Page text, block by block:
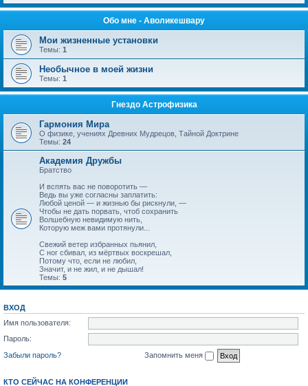
Обо мне - Аволикешвару
Мои жизненные установки
Темы: 1
Необычное в моей жизни
Темы: 1
Гнездо Астрофизика
Гармония Мира
О физике, учениях Древних Мудрецов, Тайной Доктрине
Темы: 24
Академия Дружбы
Братство
И вспять вас не поворотить —
Ведь вы уже согласны заплатить:
Любой ценой — и жизнью бы рискнули, —
Чтобы не дать порвать, чтоб сохранить
Волшебную невидимую нить,
Которую меж вами протянули...
Свежий ветер избранных пьянил,
С ног сбивал, из мёртвых воскрешал,
Потому что, если не любил,
Значит, и не жил, и не дышал!
Темы: 5
ВХОД
Имя пользователя:
Пароль:
Забыли пароль?
Запомнить меня
КТО СЕЙЧАС НА КОНФЕРЕНЦИИ